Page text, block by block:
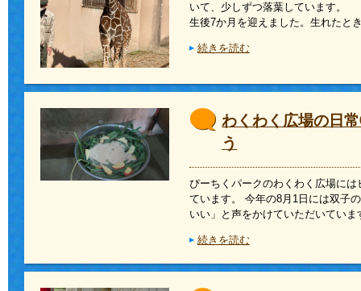
いて、少しずつ落葉しています。
生後7か月を迎えました。生れたと
続きを読む
わくわく広場の日
う
ぴーちくパークのわくわく広場に
ています。 今年の8月1日には双子
いい」と声をかけていただいてい
続きを読む